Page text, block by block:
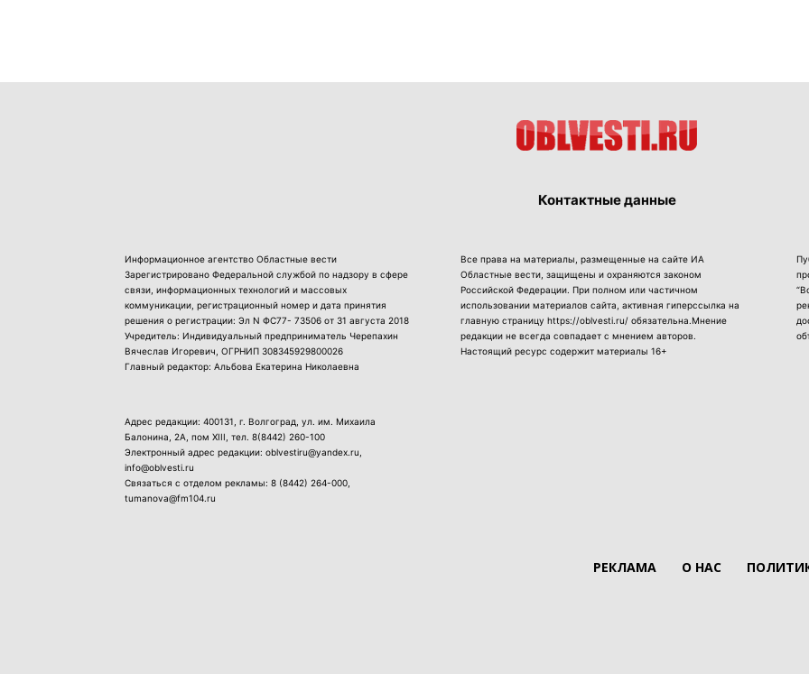
Контактные данные
Информационное агентство Областные вести
Зарегистрировано Федеральной службой по надзору в сфере
связи, информационных технологий и массовых
коммуникации, регистрационный номер и дата принятия
решения о регистрации: Эл N ФС77- 73506 от 31 августа 2018
Учредитель: Индивидуальный предприниматель Черепахин
Вячеслав Игоревич, ОГРНИП 308345929800026
Главный редактор: Альбова Екатерина Николаевна
Адрес редакции: 400131, г. Волгоград, ул. им. Михаила
Балонина, 2А, пом XIII, тел. 8(8442) 260-100
Электронный адрес редакции: oblvestiru@yandex.ru,
info@oblvesti.ru
Связаться с отделом рекламы: 8 (8442) 264-000
tumanova@fm104.ru
Все права на материалы, размещенные на сайте ИА
Областные вести, защищены и охраняются законом
Российской Федерации. При полном или частичном
использовании материалов сайта, активная гиперссылка на
главную страницу https://oblvesti.ru/ обязательна.Мнение
редакции не всегда совпадает с мнением авторов.
Настоящий ресурс содержит материалы 16+
РЕКЛАМА О НАС